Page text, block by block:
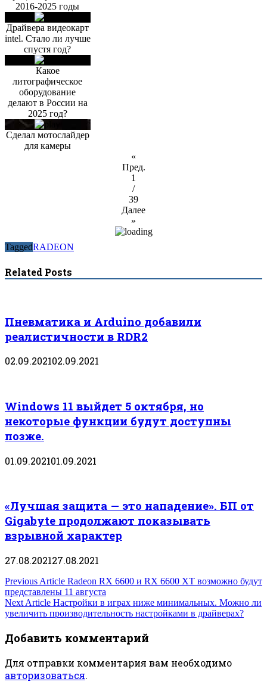
2016-2025 годы
Драйвера видеокарт
intel. Стало ли лучше
спустя год?
Какое
литографическое
оборудование
делают в России на
2025 год?
Сделал мотослайдер
для камеры
«
Пред.
1
/
39
Далее
»
TaggedRADEON
Related Posts
Пневматика и Arduino добавили
реалистичности в RDR2
02.09.202102.09.2021
Windows 11 выйдет 5 октября, но
некоторые функции будут доступны
позже.
01.09.202101.09.2021
«Лучшая защита — это нападение». БП от
Gigabyte продолжают показывать
взрывной характер
27.08.202127.08.2021
Навигация
по
записям
Previous Article Radeon RX 6600 и RX 6600 XT возможно будут
представлены 11 августа
Next Article Настройки в играх ниже минимальных. Можно ли
увеличить производительность настройками в драйверах?
Добавить комментарий
Для отправки комментария вам необходимо
авторизоваться.